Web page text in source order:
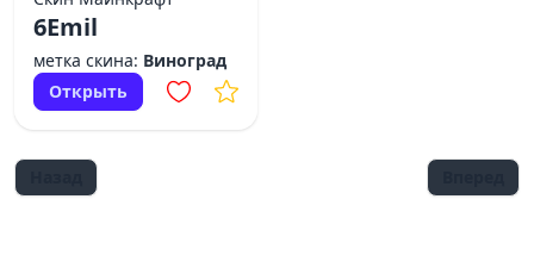
6Emil
метка скина: Виноград
Открыть